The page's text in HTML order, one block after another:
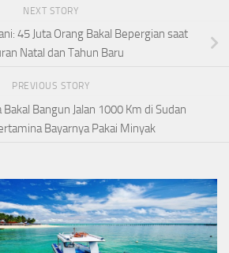
NEXT STORY
45 Juta Orang Bakal Bepergian saat
Natal dan Tahun Baru
PREVIOUS STORY
Bakal Bangun Jalan 1000 Km di Sudan
Bayarnya Pakai Minyak